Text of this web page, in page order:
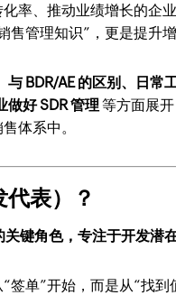
率、推动业绩增长的企
管理知识”，更是提升增
与 BDR/AE 的区别、日
好 SDR 管理 等方面展
体系中。
表）？
键角色，专注于开发潜
签单”开始，而是从“找